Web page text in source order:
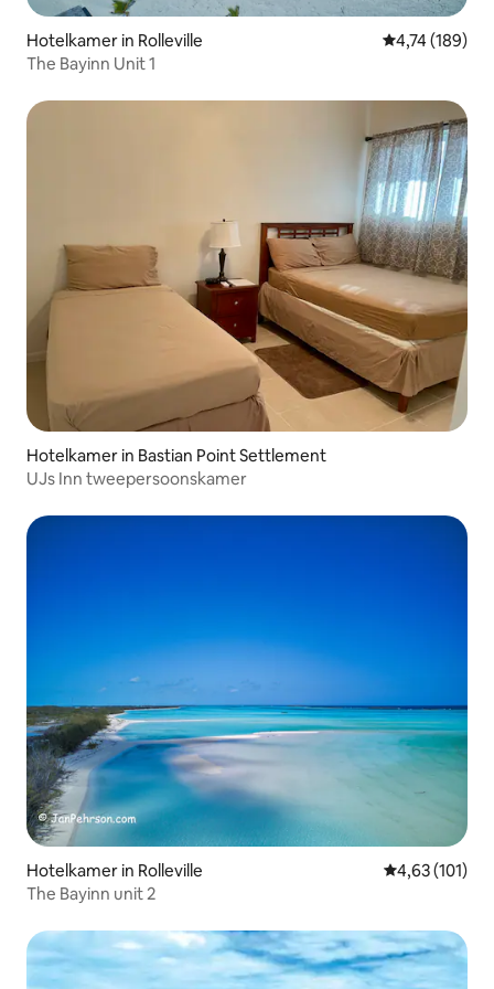
Hotelkamer in Rolleville Gemiddelde
4,74 (189)
The Bayinn Unit 1
Hotelkamer in Bastian Point Settlement
UJs Inn tweepersoonskamer
Hotelkamer in Rolleville Gemiddelde
4,63 (101)
The Bayinn unit 2